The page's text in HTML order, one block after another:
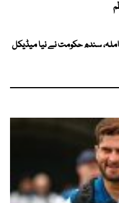
سندھ حکومت نے نیا میڈیکل